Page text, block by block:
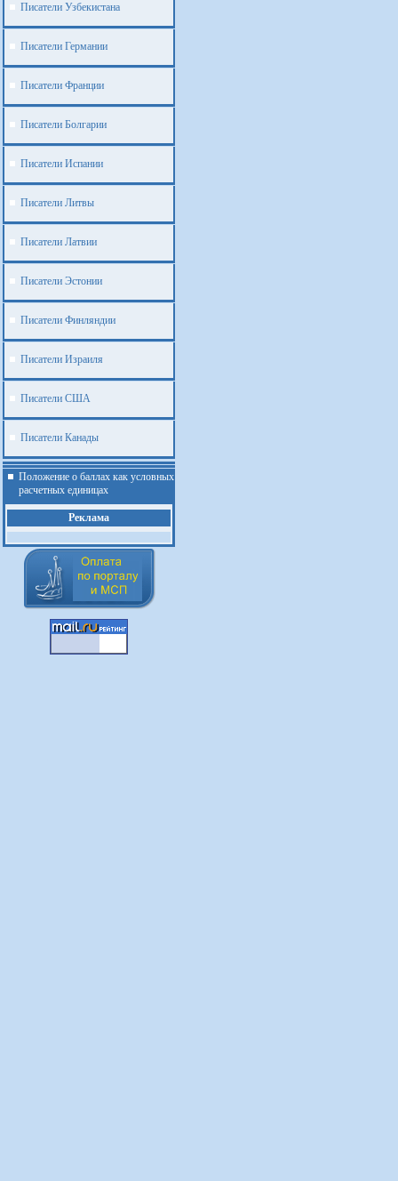
Писатели Узбекистана
Писатели Германии
Писатели Франции
Писатели Болгарии
Писатели Испании
Писатели Литвы
Писатели Латвии
Писатели Эстонии
Писатели Финляндии
Писатели Израиля
Писатели США
Писатели Канады
Положение о баллах как условных
расчетных единицах
Реклама